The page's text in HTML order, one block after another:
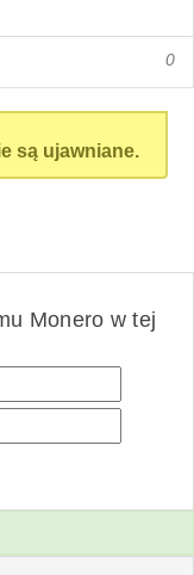
0
są ujawniane.
Monero w tej